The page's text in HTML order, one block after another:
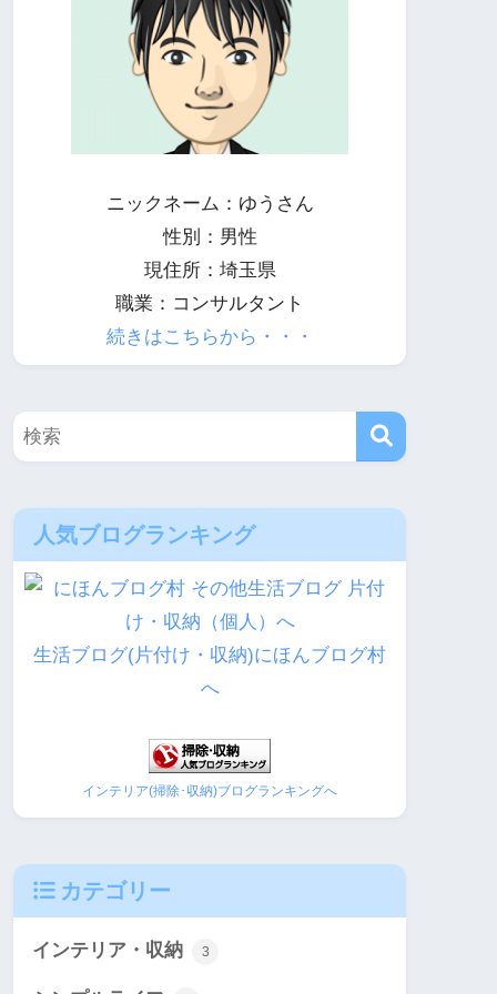
ニックネーム：ゆうさん
性別：男性
現住所：埼玉県
職業：コンサルタント
続きはこちらから・・・
人気ブログランキング
生活ブログ(片付け・収納)にほんブログ村
へ
インテリア(掃除･収納)ブログランキングへ
カテゴリー
インテリア・収納 3